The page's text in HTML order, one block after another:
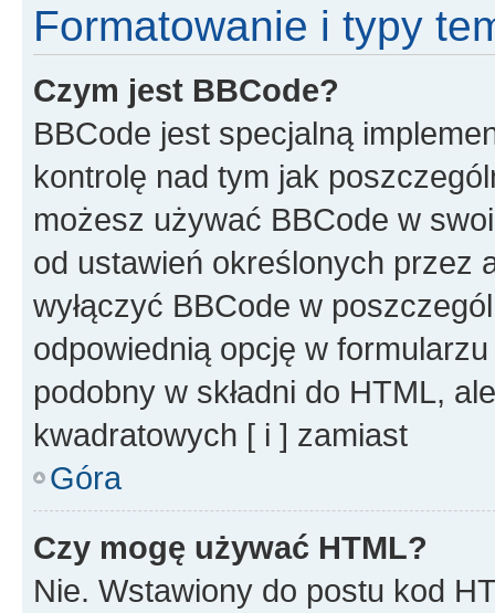
Formatowanie i typy
Czym jest BBCode?
BBCode jest specjalną
kontrolę nad tym jak
możesz używać BBCode w
od ustawień określonych przez
wyłączyć BBCode w
odpowiednią opcję w
podobny w składni do HTML,
kwadratowych [ i ] zamiast
Góra
Czy mogę używać HTML?
Nie. Wstawiony do postu kod